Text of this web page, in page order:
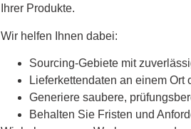
Ihrer Produkte.
Wir helfen Ihnen dabei:
Sourcing-Gebiete mit
Lieferkettendaten an einem Ort
Generiere saubere,
Behalten Sie Fristen und